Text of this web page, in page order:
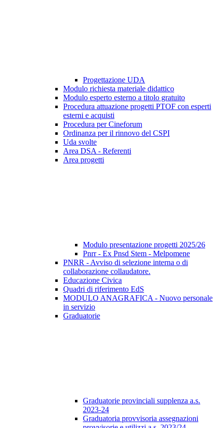
Progettazione UDA
Modulo richiesta materiale didattico
Modulo esperto esterno a titolo gratuito
Procedura attuazione progetti PTOF con esperti
esterni e acquisti
Procedura per Cineforum
Ordinanza per il rinnovo del CSPI
Uda svolte
Area DSA - Referenti
Area progetti
Modulo presentazione progetti 2025/26
Pnrr - Ex Pnsd Stem - Melpomene
PNRR - Avviso di selezione interna o di
collaborazione collaudatore.
Educazione Civica
Quadri di riferimento EdS
MODULO ANAGRAFICA - Nuovo personale
in servizio
Graduatorie
Graduatorie provinciali supplenza a.s.
2023-24
Graduatoria provvisoria assegnazioni